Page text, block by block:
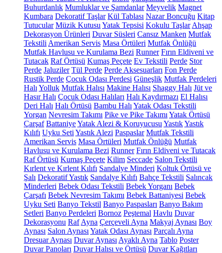
Buhurdanlık Mumluklar ve Şamdanlar Meyvelik Magnet
Kumbara Dekoratif Taşlar Kül Tablası Nazar Boncuğu Kitap
Tutucular Müzik Kutusu Yatak Tepsisi Kokulu Taşlar Ahşap
Dekorasyon Ürünleri Duvar Süsleri Cansız Manken Mutfak
Tekstili Amerikan Servis Masa Örtüleri Mutfak Önlüğü
Mutfak Havlusu ve Kurulama Bezi Runner Fırın Eldiveni ve
Tutacak Raf Örtüsü Kumaş Peçete Ev Tekstili Perde Stor
Perde Jaluziler Tül Perde Perde Aksesuarları Fon Perde
Rustik Perde Çocuk Odası Perdesi Güneşlik Mutfak Perdeleri
Halı Yolluk Mutfak Halısı Makine Halısı Shaggy Halı Jüt ve
Hasır Halı Çocuk Odası Halıları Halı Kaydırmazı El Halısı
Deri Halı Halı Örtüsü Bambu Halı Yatak Odası Tekstili
Yorgan Nevresim Takımı Pike ve Pike Takımı Yatak Örtüsü
Çarşaf BattaniyeYatak Alezi & Koruyucusu YastıkYastık
Kılıfı Uyku Seti Yastık Alezi Paspaslar Mutfak Tekstili
Amerikan Servis Masa Örtüleri Mutfak Önlüğü Mutfak
Havlusu ve Kurulama Bezi Runner Fırın Eldiveni ve Tutacak
Raf Örtüsü Kumaş Peçete Kilim Seccade Salon Tekstili
Kırlent ve Kırlent Kılıfı Sandalye Minderi Koltuk Örtüsü ve
Şalı Dekoratif Yastık Sandalye Kılıfı Bahçe Tekstili Salıncak
Minderleri Bebek Odası Tekstili Bebek Yorganı Bebek
Çarşafı Bebek Nevresim Takımı Bebek Battaniyesi Bebek
Uyku Seti Banyo Tekstil Banyo Paspasları Banyo Bakım
Setleri Banyo Perdeleri Bornoz Peştemal Havlu Duvar
Dekorasyonu Raf Ayna Çerçeveli Ayna Makyaj Aynası Boy
Aynası Salon Aynası Yatak Odası Aynası Parçalı Ayna
Dresuar Aynası Duvar Aynası Ayaklı Ayna Tablo Poster
Duvar Panoları Duvar Halısı ve Örtüsü Duvar Kağıtları